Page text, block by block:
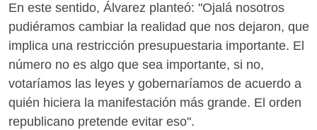
En este sentido, Álvarez planteó: "Ojalá nosotros
pudiéramos cambiar la realidad que nos dejaron, que
implica una restricción presupuestaria importante. El
número no es algo que sea importante, si no,
votaríamos las leyes y gobernaríamos de acuerdo a
quién hiciera la manifestación más grande. El orden
republicano pretende evitar eso".